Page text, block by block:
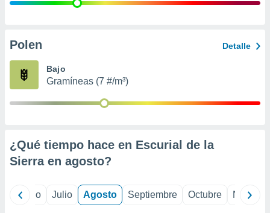
e
publicidad
Polen Detalle
Bajo
Gramíneas (7 #/m³)
¿Qué tiempo hace en Escurial de la
Sierra en agosto?
Junio Julio Agosto Septiembre Octubre